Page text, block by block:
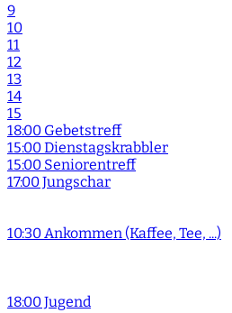
9
10
11
12
13
14
15
18:00 Gebetstreff
15:00 Dienstagskrabbler
15:00 Seniorentreff
17:00 Jungschar
10:30 Ankommen (Kaffee, Tee, ...)
18:00 Jugend